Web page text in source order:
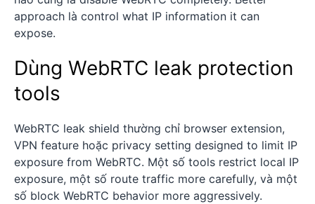
approach là control what IP information it can
expose.
Dùng WebRTC leak protection
tools
WebRTC leak shield thường chỉ browser extension,
VPN feature hoặc privacy setting designed to limit IP
exposure from WebRTC. Một số tools restrict local IP
exposure, một số route traffic more carefully, và một
số block WebRTC behavior more aggressively.